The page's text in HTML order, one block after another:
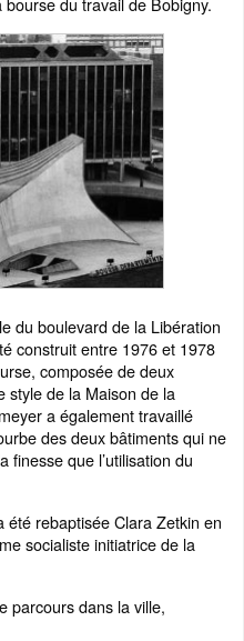
du boulevard de la Libération
construit entre 1976 et 1978
composée de deux
style de la Maison de la
a également travaillé
des deux bâtiments qui ne
finesse que l’utilisation du
rebaptisée Clara Zetkin en
socialiste initiatrice de la
parcours dans la ville,